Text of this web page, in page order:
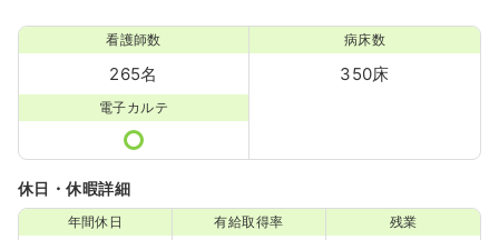
看護師数
265名
病床数
350床
電子カルテ
休日・休暇詳細
年間休日 有給取得率 残業